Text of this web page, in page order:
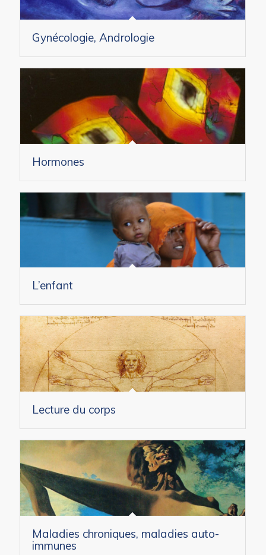
Gynécologie, Andrologie
Hormones
L’enfant
Lecture du corps
Maladies chroniques, maladies auto-
immunes